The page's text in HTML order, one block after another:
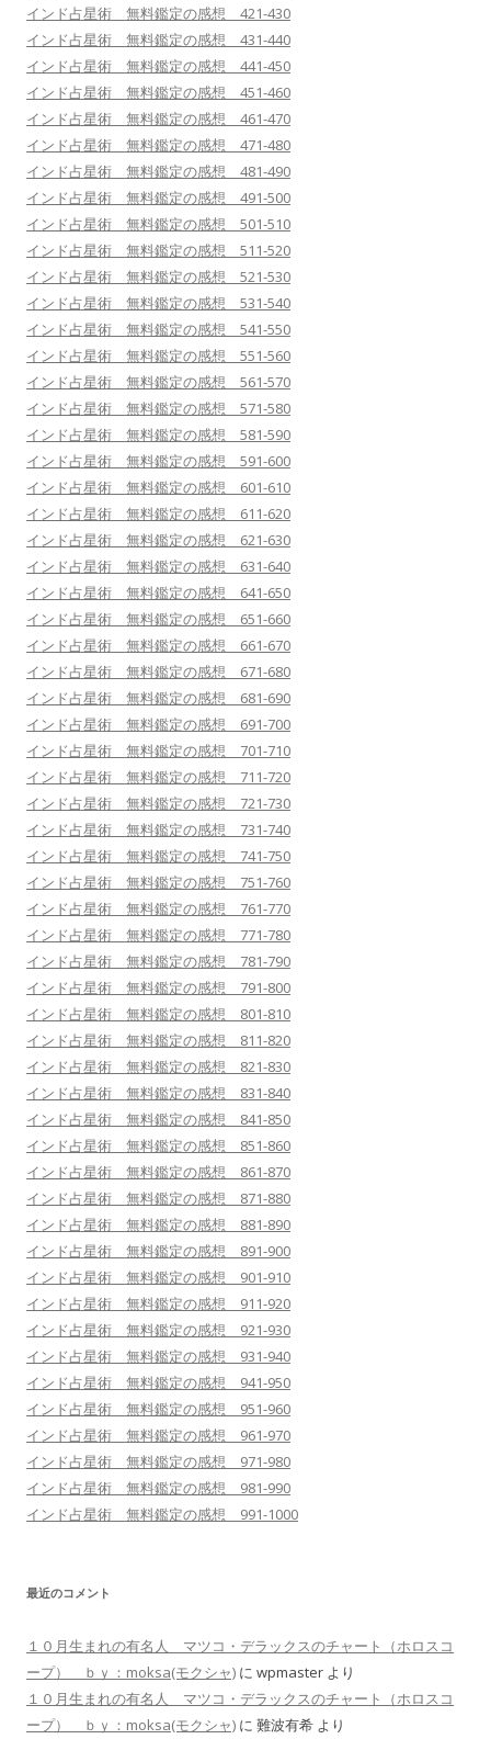
インド占星術 無料鑑定の感想 421-430
インド占星術 無料鑑定の感想 431-440
インド占星術 無料鑑定の感想 441-450
インド占星術 無料鑑定の感想 451-460
インド占星術 無料鑑定の感想 461-470
インド占星術 無料鑑定の感想 471-480
インド占星術 無料鑑定の感想 481-490
インド占星術 無料鑑定の感想 491-500
インド占星術 無料鑑定の感想 501-510
インド占星術 無料鑑定の感想 511-520
インド占星術 無料鑑定の感想 521-530
インド占星術 無料鑑定の感想 531-540
インド占星術 無料鑑定の感想 541-550
インド占星術 無料鑑定の感想 551-560
インド占星術 無料鑑定の感想 561-570
インド占星術 無料鑑定の感想 571-580
インド占星術 無料鑑定の感想 581-590
インド占星術 無料鑑定の感想 591-600
インド占星術 無料鑑定の感想 601-610
インド占星術 無料鑑定の感想 611-620
インド占星術 無料鑑定の感想 621-630
インド占星術 無料鑑定の感想 631-640
インド占星術 無料鑑定の感想 641-650
インド占星術 無料鑑定の感想 651-660
インド占星術 無料鑑定の感想 661-670
インド占星術 無料鑑定の感想 671-680
インド占星術 無料鑑定の感想 681-690
インド占星術 無料鑑定の感想 691-700
インド占星術 無料鑑定の感想 701-710
インド占星術 無料鑑定の感想 711-720
インド占星術 無料鑑定の感想 721-730
インド占星術 無料鑑定の感想 731-740
インド占星術 無料鑑定の感想 741-750
インド占星術 無料鑑定の感想 751-760
インド占星術 無料鑑定の感想 761-770
インド占星術 無料鑑定の感想 771-780
インド占星術 無料鑑定の感想 781-790
インド占星術 無料鑑定の感想 791-800
インド占星術 無料鑑定の感想 801-810
インド占星術 無料鑑定の感想 811-820
インド占星術 無料鑑定の感想 821-830
インド占星術 無料鑑定の感想 831-840
インド占星術 無料鑑定の感想 841-850
インド占星術 無料鑑定の感想 851-860
インド占星術 無料鑑定の感想 861-870
インド占星術 無料鑑定の感想 871-880
インド占星術 無料鑑定の感想 881-890
インド占星術 無料鑑定の感想 891-900
インド占星術 無料鑑定の感想 901-910
インド占星術 無料鑑定の感想 911-920
インド占星術 無料鑑定の感想 921-930
インド占星術 無料鑑定の感想 931-940
インド占星術 無料鑑定の感想 941-950
インド占星術 無料鑑定の感想 951-960
インド占星術 無料鑑定の感想 961-970
インド占星術 無料鑑定の感想 971-980
インド占星術 無料鑑定の感想 981-990
インド占星術 無料鑑定の感想 991-1000
最近のコメント
１０月生まれの有名人 マツコ・デラックスのチャート（ホロスコ
ープ） ｂｙ：moksa(モクシャ) に wpmaster より
１０月生まれの有名人 マツコ・デラックスのチャート（ホロスコ
ープ） ｂｙ：moksa(モクシャ) に 難波有希 より